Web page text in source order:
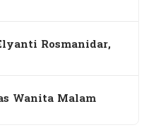
Rosmanidar,
Wanita Malam